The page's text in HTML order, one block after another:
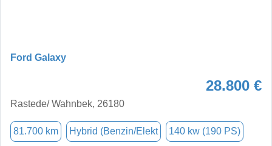
Ford Galaxy
28.800 €
Rastede/ Wahnbek, 26180
81.700 km Hybrid (Benzin/Elekt 140 kw (190 PS)